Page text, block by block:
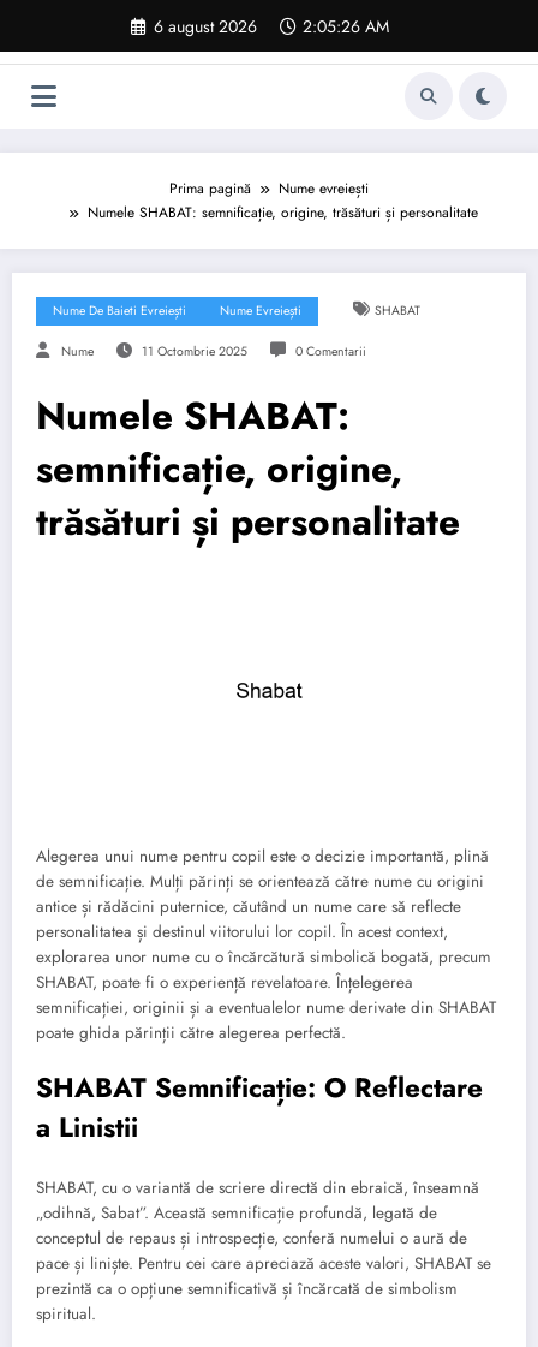
conținut
6 august 2026 2:05:27 AM
Prima pagină
Nume evreiești
Numele SHABAT: semnificație, origine, trăsături și personalitate
Nume De Baieti Evreiești Nume Evreiești SHABAT
Nume 11 Octombrie 2025 0 Comentarii
Numele SHABAT:
semnificație, origine,
trăsături și personalitate
Alegerea unui nume pentru copil este o decizie importantă, plină
de semnificație. Mulți părinți se orientează către nume cu origini
antice și rădăcini puternice, căutând un nume care să reflecte
personalitatea și destinul viitorului lor copil. În acest context,
explorarea unor nume cu o încărcătură simbolică bogată, precum
SHABAT, poate fi o experiență revelatoare. Înțelegerea
semnificației, originii și a eventualelor nume derivate din SHABAT
poate ghida părinții către alegerea perfectă.
SHABAT Semnificație: O Reflectare
a Linistii
SHABAT, cu o variantă de scriere directă din ebraică, înseamnă
„odihnă, Sabat”. Această semnificație profundă, legată de
conceptul de repaus și introspecție, conferă numelui o aură de
pace și liniște. Pentru cei care apreciază aceste valori, SHABAT se
prezintă ca o opțiune semnificativă și încărcată de simbolism
spiritual.